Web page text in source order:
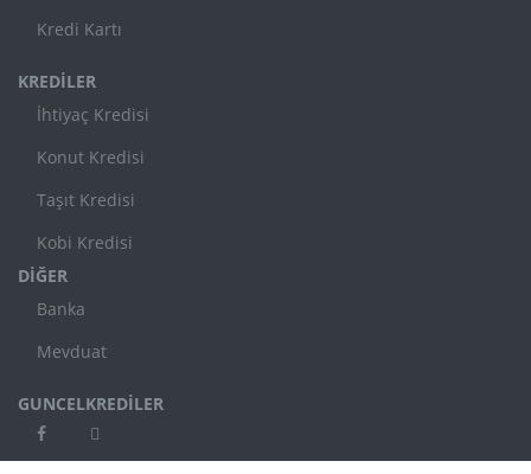
Kredi Kartı
KREDİLER
İhtiyaç Kredisi
Konut Kredisi
Taşıt Kredisi
Kobi Kredisi
DİĞER
Banka
Mevduat
GUNCELKREDİLER